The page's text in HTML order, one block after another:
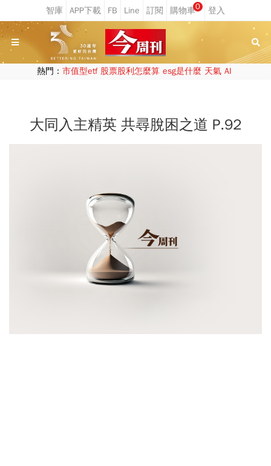
0
熱門： 市值型etf 股票股利怎麼算 esg是什麼 天氣 AI
大同入主精英 共尋脫困之道 P.92